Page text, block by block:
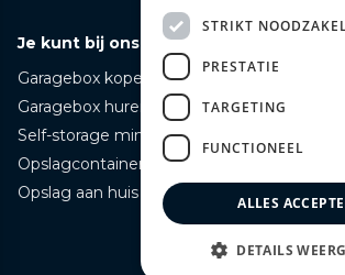
Je kunt bij ons terecht voor
Garagebox kopen
Garagebox huren
Self-storage mini opslag huren
Opslagcontainer huren
Opslag aan huis bezorgd huren
STRIKT
PRESTATIE
TARGETING
FUNCTIONEEL
ALLES
DETAILS